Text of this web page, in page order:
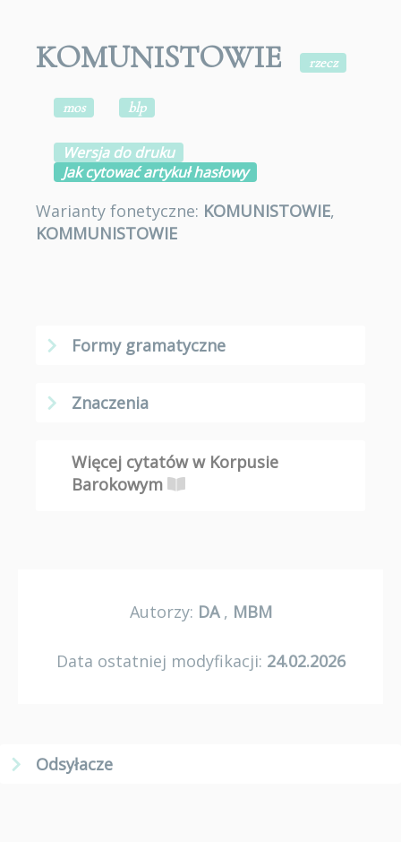
KOMUNISTOWIE rzecz
mos blp
Wersja do druku
Jak cytować artykuł hasłowy
Warianty fonetyczne: KOMUNISTOWIE,
KOMMUNISTOWIE
Formy gramatyczne
Znaczenia
Więcej cytatów w Korpusie
Barokowym
Autorzy: DA, MBM
Data ostatniej modyfikacji: 24.02.2026
Odsyłacze